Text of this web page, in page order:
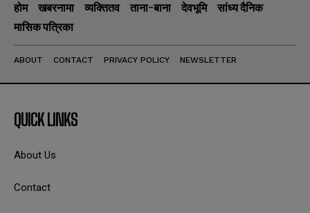
होम खबरनामा व्यक्तितव ताना-बाना देवभूमि
सांध्य दैनिक
मासिक पत्रिका
ABOUT CONTACT PRIVACY POLICY NEWSLETTER
QUICK LINKS
About Us
Contact